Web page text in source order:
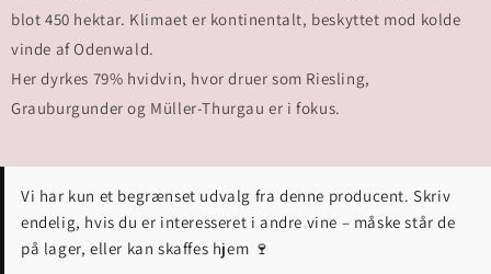
blot 450 hektar. Klimaet er kontinentalt, beskyttet mod kolde
vinde af Odenwald.
Her dyrkes 79% hvidvin, hvor druer som Riesling,
Grauburgunder og Müller-Thurgau er i fokus.
Vi har kun et begrænset udvalg fra denne producent. Skriv
endelig, hvis du er interesseret i andre vine – måske står de
på lager, eller kan skaffes hjem 🍷